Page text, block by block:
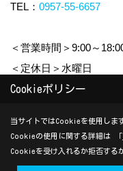
TEL： 0957-55-6657
＜営業時間＞9:00～
＜定休日＞水曜日
Copyright (c) yamauchi-
Produced byゴデスクリエ
Cookieポリシー
当サイトではCookieを使用しま
Cookieの使用に関する詳細は 「
Cookieを受け入れるか拒否する